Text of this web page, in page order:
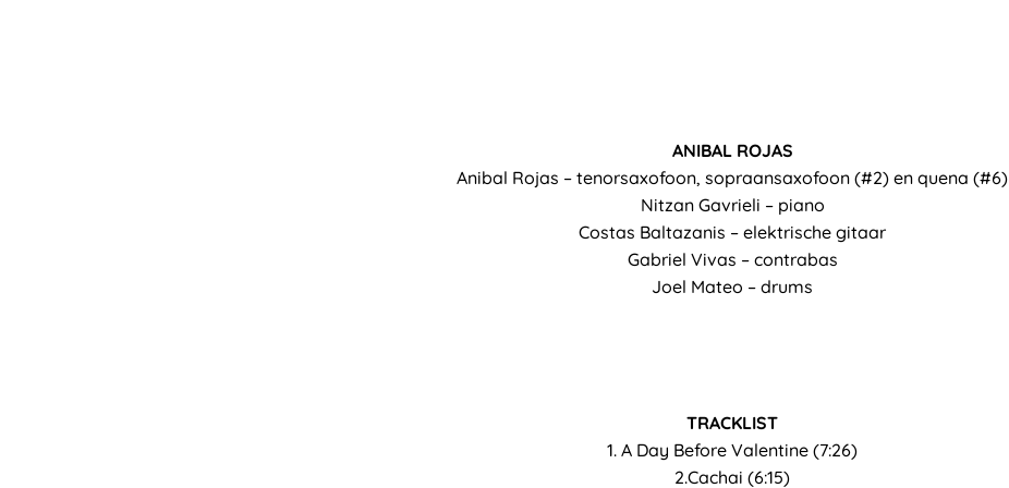
ANIBAL ROJAS
Anibal Rojas – tenorsaxofoon, sopraansaxofoon (#2) en quena (#6)
Nitzan Gavrieli – piano
Costas Baltazanis – elektrische gitaar
Gabriel Vivas – contrabas
Joel Mateo – drums
TRACKLIST
1. A Day Before Valentine (7:26)
2.Cachai (6:15)